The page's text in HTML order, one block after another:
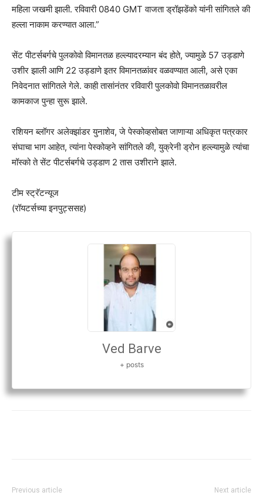
महिला जखमी झाली. रविवारी 0840 GMT वाजता ड्रॉझडेंको यांनी सांगितले की
हल्ला नाकाम करण्यात आला.”
सेंट पीटर्सबर्गचे पुलकोवो विमानतळ हल्ल्यादरम्यान बंद होते, ज्यामुळे 57 उड्डाणे
उशीर झाली आणि 22 उड्डाणे इतर विमानतळांवर वळवण्यात आली, असे एका
निवेदनात सांगितले गेले. काही तासांनंतर रविवारी पुलकोवो विमानतळावरील
कामकाज पुन्हा सुरू झाले.
रशियन ब्लॉगर अलेक्झांडर युनाशेव, जे पेस्कोव्हसोबत जाणाऱ्या अधिकृत पत्रकार
संघाचा भाग आहेत, त्यांना पेस्कोव्हने सांगितले की, युक्रेनी ड्रोन हल्ल्यामुळे त्यांचा
मॉस्को ते सेंट पीटर्सबर्गचे उड्डाण 2 तास उशीराने झाले.
टीम स्ट्रॅटन्यूज
(रॉयटर्सच्या इनपुट्ससह)
Ved Barve
+ posts
Previous article Next article